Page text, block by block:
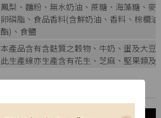
鳳梨、麵粉、無水奶油、蔗糖、海藻糖、
卵磷脂、食品香料(含鮮奶油、香料、棕櫚
酯)、食鹽
本產品含有含麩質之穀物、牛奶、蛋及大豆
此生產線亦生產含有花生、芝麻、堅果類及